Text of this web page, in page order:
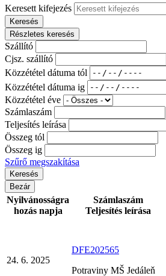
Keresett kifejezés
Keresés
Részletes keresés
Szállító
Cjsz. szállító
Közzététel dátuma tól
Közzététel dátuma ig
Közzététel éve
Számlaszám
Teljesítés leírása
Összeg tól
Összeg ig
Szűrő megszakítása
Bezár
Nyilvánosságra
hozás napja
Számlaszám
Teljesítés leírása
24. 6. 2025
DFE202565
Potraviny MŠ Jedáleň